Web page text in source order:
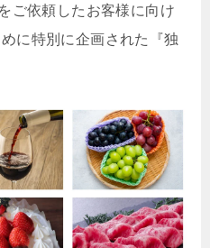
ご依頼したお客様に向け
に特別に企画された『独